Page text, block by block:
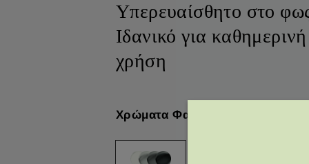
Υπερευαίσθητο στο
Ιδανικό για καθημερινή
χρήση​​
Χρώματα Φακών：